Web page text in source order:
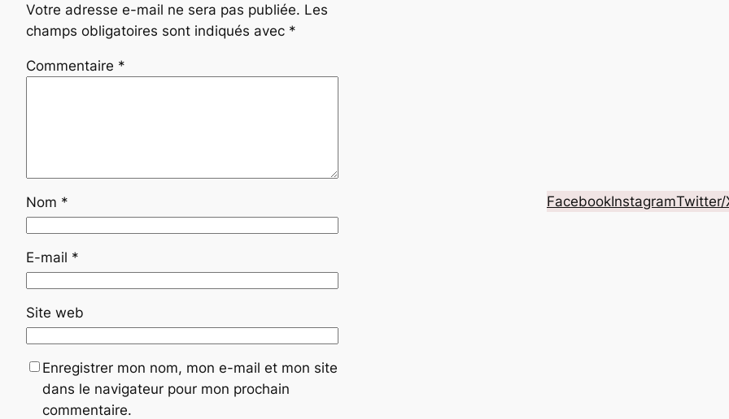
Votre adresse e-mail ne sera pas publiée. Les
champs obligatoires sont indiqués avec *
Commentaire *
Nom *
E-mail *
Site web
Enregistrer mon nom, mon e-mail et mon site
dans le navigateur pour mon prochain
commentaire.
FacebookInstagramTwitter/